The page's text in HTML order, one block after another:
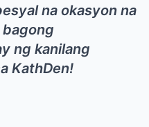
na okasyon na
ng kanilang
KathDen!